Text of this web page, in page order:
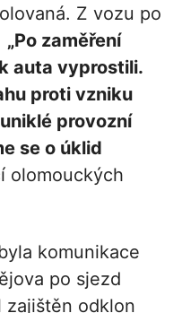
Z vozu po
„Po zaměření
auta vyprostili.
proti vzniku
provozní
se o úklid
olomouckých
komunikace
po sjezd
zajištěn odklon